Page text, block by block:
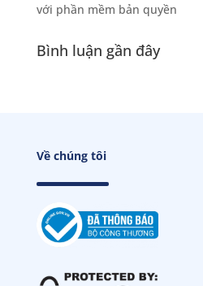
với phần mềm bản quyền
Bình luận gần đây
Về chúng tôi